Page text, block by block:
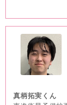
no
image
真柄拓実くん